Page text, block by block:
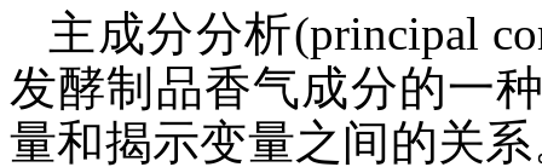
主成分分析(principal
发酵制品香气成分的一
量和揭示变量之间的关